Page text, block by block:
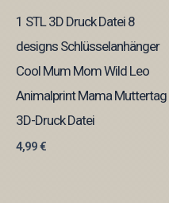
1 STL 3D Druck Datei 8
designs Schlüsselanhänger
Cool Mum Mom Wild Leo
Animalprint Mama Muttertag
3D-Druck Datei
4,99€